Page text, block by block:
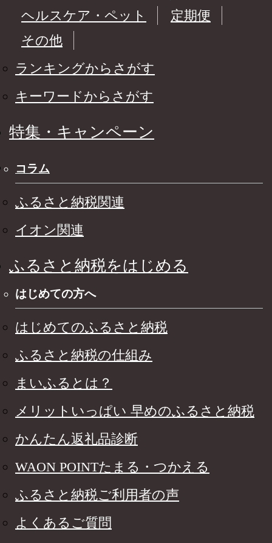
ヘルスケア・ペット
定期便
その他
ランキングからさがす
キーワードからさがす
特集・キャンペーン
コラム
ふるさと納税関連
イオン関連
ふるさと納税をはじめる
はじめての方へ
はじめてのふるさと納税
ふるさと納税の仕組み
まいふるとは？
メリットいっぱい 早めのふるさと納税
かんたん返礼品診断
WAON POINTたまる・つかえる
ふるさと納税ご利用者の声
よくあるご質問